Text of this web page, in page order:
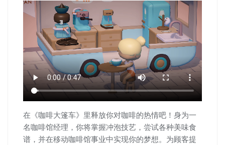
在《咖啡大篷车》里释放你对咖啡的热情吧！身为一
名咖啡馆经理，你将掌握冲泡技艺，尝试各种美味食
谱，并在移动咖啡馆事业中实现你的梦想。为顾客提